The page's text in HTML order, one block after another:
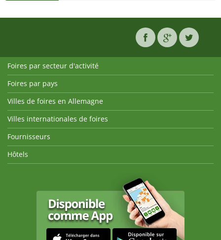
Foires par secteur d'activité
Foires par pays
Villes de foires en Allemagne
Villes internationales de foires
Fournisseurs
Hôtels